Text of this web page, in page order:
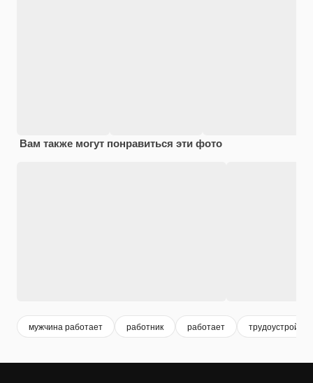
Вам также могут понравиться эти фото
мужчина работает работник работает